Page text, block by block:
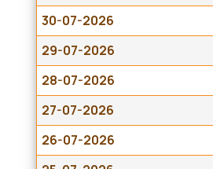
30-07-2026
29-07-2026
28-07-2026
27-07-2026
26-07-2026